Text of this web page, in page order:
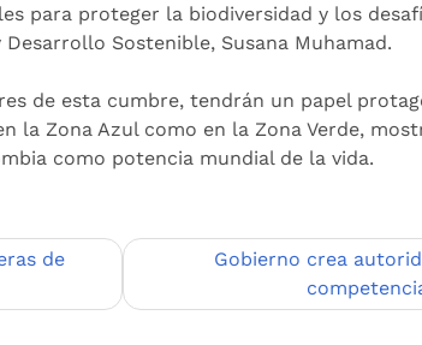
para proteger la biodiversidad y los
Sostenible, Susana Muhamad.
de esta cumbre, tendrán un papel
la Zona Azul como en la Zona Verde,
como potencia mundial de la vida.
de
Gobierno crea